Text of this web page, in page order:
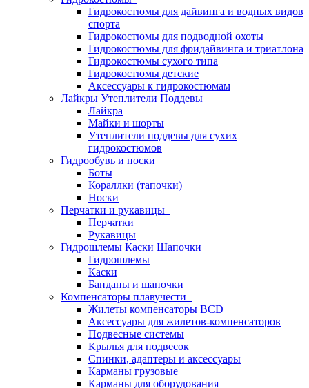
Гидрокостюмы для дайвинга и водных видов
спорта
Гидрокостюмы для подводной охоты
Гидрокостюмы для фридайвинга и триатлона
Гидрокостюмы сухого типа
Гидрокостюмы детские
Аксессуары к гидрокостюмам
Лайкры Утеплители Поддевы
Лайкра
Майки и шорты
Утеплители поддевы для сухих
гидрокостюмов
Гидрообувь и носки
Боты
Кораллки (тапочки)
Носки
Перчатки и рукавицы
Перчатки
Рукавицы
Гидрошлемы Каски Шапочки
Гидрошлемы
Каски
Банданы и шапочки
Компенсаторы плавучести
Жилеты компенсаторы BCD
Аксессуары для жилетов-компенсаторов
Подвесные системы
Крылья для подвесок
Спинки, адаптеры и аксессуары
Карманы грузовые
Карманы для оборудования